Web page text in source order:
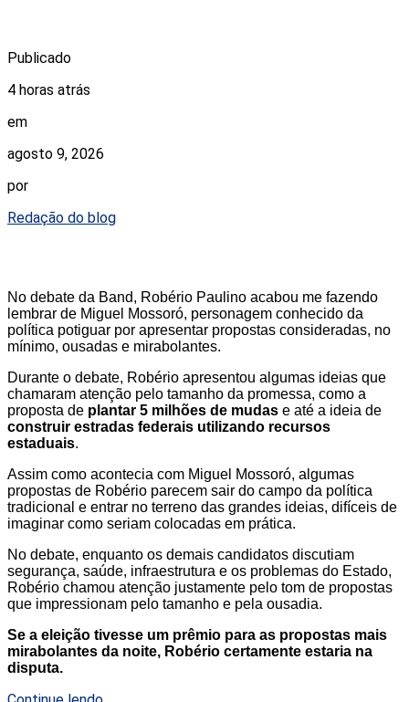
Publicado
4 horas atrás
em
agosto 9, 2026
por
Redação do blog
No debate da Band, Robério Paulino acabou me fazendo
lembrar de Miguel Mossoró, personagem conhecido da
política potiguar por apresentar propostas consideradas, no
mínimo, ousadas e mirabolantes.
Durante o debate, Robério apresentou algumas ideias que
chamaram atenção pelo tamanho da promessa, como a
proposta de plantar 5 milhões de mudas e até a ideia de
construir estradas federais utilizando recursos
estaduais.
Assim como acontecia com Miguel Mossoró, algumas
propostas de Robério parecem sair do campo da política
tradicional e entrar no terreno das grandes ideias, difíceis de
imaginar como seriam colocadas em prática.
No debate, enquanto os demais candidatos discutiam
segurança, saúde, infraestrutura e os problemas do Estado,
Robério chamou atenção justamente pelo tom de propostas
que impressionam pelo tamanho e pela ousadia.
Se a eleição tivesse um prêmio para as propostas mais
mirabolantes da noite, Robério certamente estaria na
disputa.